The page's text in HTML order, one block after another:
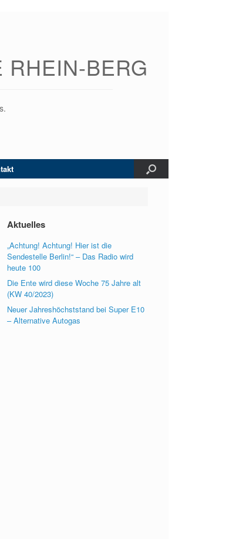
RHEIN-BERG
Aktuelles
„Achtung! Achtung! Hier ist die
Sendestelle Berlin!“ – Das Radio wird
heute 100
Die Ente wird diese Woche 75 Jahre alt
(KW 40/2023)
Neuer Jahreshöchststand bei Super E10
– Alternative Autogas